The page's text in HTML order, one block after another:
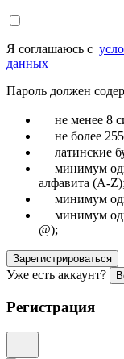
Я соглашаюсь с
данных
Пароль должен
не менее 8
не более
латинские
минимум
алфавита (A-Z);
минимум
минимум
@);
Зарегистрироваться
Уже есть аккаунт?
Регистрация